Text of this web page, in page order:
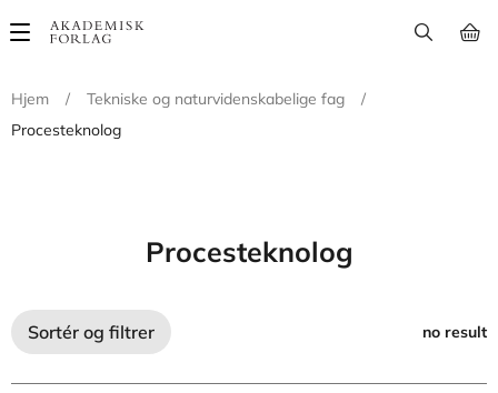
Main
Hjem
/ Tekniske og naturvidenskabelige fag
/
Procesteknolog
Procesteknolog
Sortér og filtrer no result